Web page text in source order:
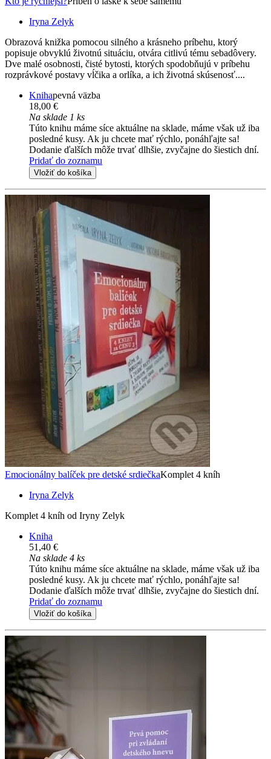
Iryna Zelyk
Obrazová knižka pomocou silného a krásneho príbehu, ktorý
popisuje obvyklú životnú situáciu, otvára citlivú tému sebadôvery.
Dve malé osobnosti, čisté bytosti, ktorých spodobňujú v príbehu
rozprávkové postavy vĺčika a orlíka, a ich životná skúsenosť....
Knihapevná väzba
18,00 €
Na sklade 1 ks
Túto knihu máme síce aktuálne na sklade, máme však už iba
posledné kusy. Ak ju chcete mať rýchlo, ponáhľajte sa!
Dodanie ďalších môže trvať dlhšie, zvyčajne do šiestich dní.
Pridať do zoznamu
Vložiť do košíka
Emocionálny balíček pre detské srdiečkaKomplet 4 kníh
Iryna Zelyk
Komplet 4 kníh od Iryny Zelyk
Kniha
51,40 €
Na sklade 4 ks
Túto knihu máme síce aktuálne na sklade, máme však už iba
posledné kusy. Ak ju chcete mať rýchlo, ponáhľajte sa!
Dodanie ďalších môže trvať dlhšie, zvyčajne do šiestich dní.
Pridať do zoznamu
Vložiť do košíka